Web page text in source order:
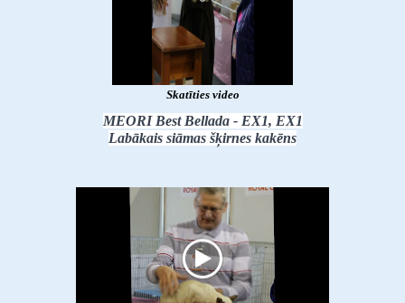
Skatīties video
MEORI Best Bellada - EX1, EX1
Labākais siāmas šķirnes kakēns